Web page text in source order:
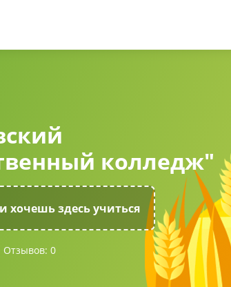
колледж"
хочешь здесь учиться
Отзывов: 0